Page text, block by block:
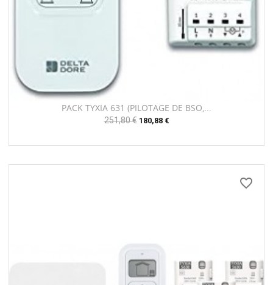
PACK TYXIA 631 (PILOTAGE DE BSO,...
Prix
251,80 € Prix
180,88 €
favorite_border